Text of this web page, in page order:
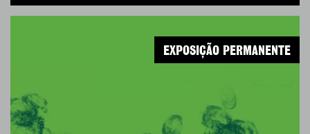
EXPOSIÇÃO PERMANENTE